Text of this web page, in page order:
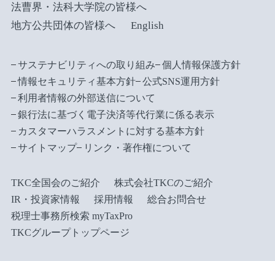
法曹界・法科大学院の皆様へ
地方公共団体の皆様へ
English
サステナビリティへの取り組み
個人情報保護方針
情報セキュリティ基本方針
公式SNS運用方針
利用者情報の外部送信について
銀行法に基づく電子決済等代行業に係る表示
カスタマーハラスメントに対する基本方針
サイトマップ
リンク・著作権について
TKC全国会のご紹介
株式会社TKCのご紹介
IR・投資家情報
採用情報
総合お問合せ
税理士事務所検索 myTaxPro
TKCグループトップページ